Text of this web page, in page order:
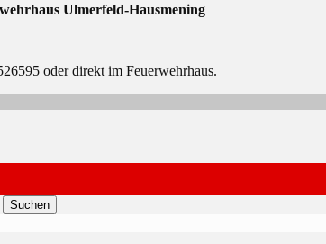
Ulmerfeld-Hausmening
oder direkt im Feuerwehrhaus.